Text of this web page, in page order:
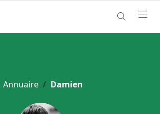
Annuaire Damien